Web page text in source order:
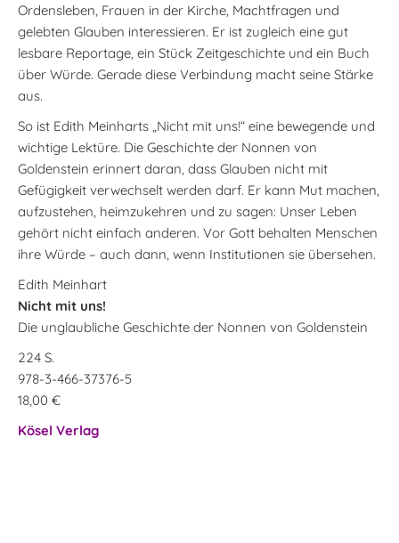
Ordensleben, Frauen in der Kirche, Machtfragen und
gelebten Glauben interessieren. Er ist zugleich eine gut
lesbare Reportage, ein Stück Zeitgeschichte und ein Buch
über Würde. Gerade diese Verbindung macht seine Stärke
aus.
So ist Edith Meinharts „Nicht mit uns!“ eine bewegende und
wichtige Lektüre. Die Geschichte der Nonnen von
Goldenstein erinnert daran, dass Glauben nicht mit
Gefügigkeit verwechselt werden darf. Er kann Mut machen,
aufzustehen, heimzukehren und zu sagen: Unser Leben
gehört nicht einfach anderen. Vor Gott behalten Menschen
ihre Würde – auch dann, wenn Institutionen sie übersehen.
Edith Meinhart
Nicht mit uns!
Die unglaubliche Geschichte der Nonnen von Goldenstein
224 S.
978-3-466-37376-5
18,00 €
Kösel Verlag